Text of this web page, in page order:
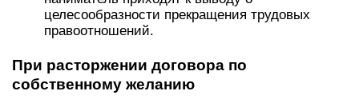
целесообразности прекращения трудовых
правоотношений.
При расторжении договора по
собственному желанию